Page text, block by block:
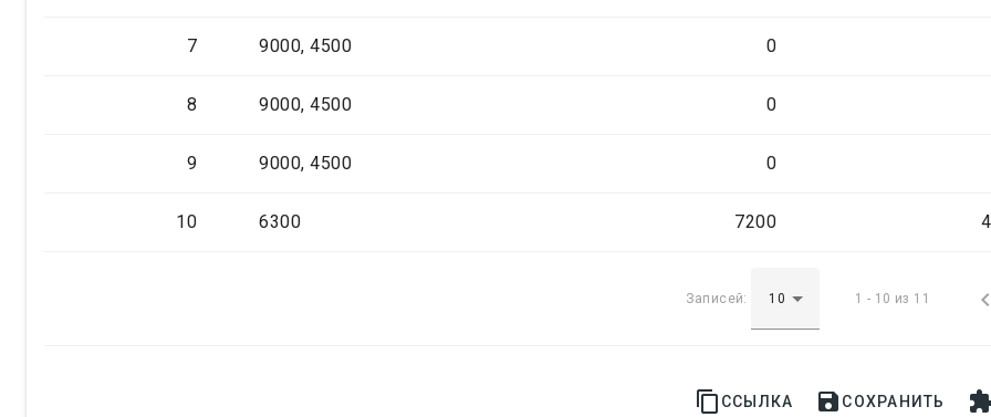
7 9000, 4500 0
8 9000, 4500 0
9 9000, 4500 0
10 6300 7200
Записей: 1 - 10 из 11 
 ССЫЛКА  СОХРАНИТЬ